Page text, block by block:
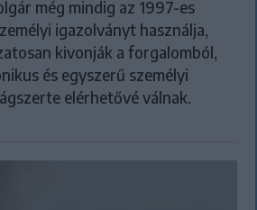
még mindig az 1997-es
igazolványt használja,
kivonják a forgalomból,
és egyszerű személyi
elérhetővé válnak.